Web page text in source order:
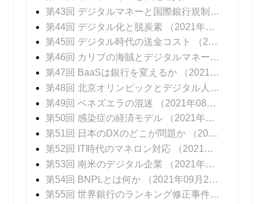
第43回 デジタルマネーと国際銀行規制
（2021年
第44回 デジタル化と脱炭素
（2021年07月14日 掲載）
第45回 デジタル時代の送金コスト
（2021年07月21日 掲載）
第46回 カリブの海賊とデジタルマネー
（2021年
第47回 BaaSは銀行を変えるか
（2021年08月04日 掲載）
第48回 北京オリンピックとデジタル人民元
第49回 ベネズエラの混迷
（2021年08月25日 掲載）
第50回 感染症の経済モデル
（2021年09月01日 掲載）
第51回 日本のDXのどこが問題か
（2021年09月08日 掲載）
第52回 IT時代のマネロン対応
（2021年09月15日 掲載）
第53回 南米のデジタル企業
（2021年09月22日 掲載）
第54回 BNPLとは何か
（2021年09月29日 掲載）
第55回 世界銀行のランキング修正事件
（2021年